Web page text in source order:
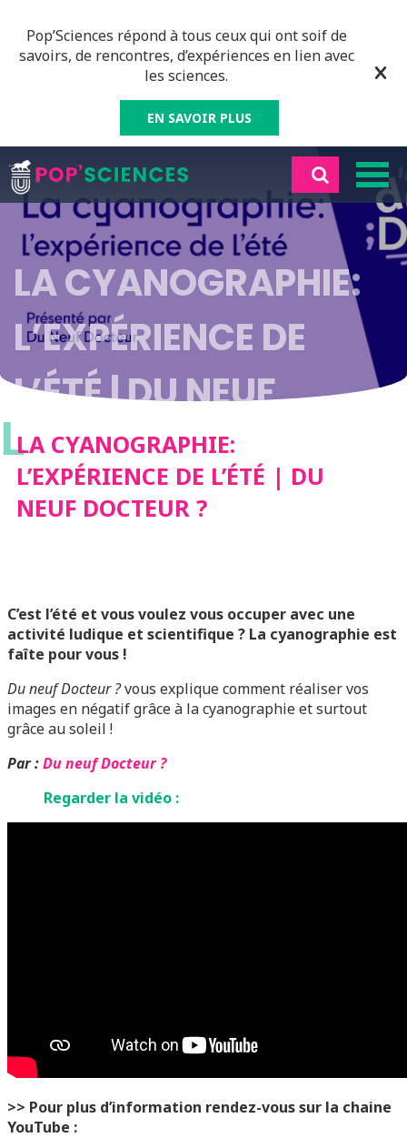
Pop’Sciences répond à tous ceux qui ont soif de
savoirs, de rencontres, d’expériences en lien avec
les sciences.
EN SAVOIR PLUS
LA CYANOGRAPHIE:
L’EXPÉRIENCE DE
L’ÉTÉ | DU NEUF
DOCTEUR ?
LLA CYANOGRAPHIE:
L’EXPÉRIENCE DE L’ÉTÉ | DU
NEUF DOCTEUR ?
C’est l’été et vous voulez vous occuper avec une
activité ludique et scientifique ? La cyanographie est
faîte pour vous !
Du neuf Docteur ?vous explique comment réaliser vos
images en négatif grâce à la cyanographie et surtout
grâce au soleil !
Par :Du neuf Docteur ?
Regarder la vidéo :
>> Pour plus d’information rendez-vous sur la chaine
YouTube :